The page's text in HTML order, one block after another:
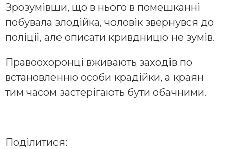
Зрозумівши, що в нього в помешканні
побувала злодійка, чоловік звернувся до
поліції, але описати кривдницю не зумів.
Правоохоронці вживають заходів по
встановленню особи крадійки, а краян
тим часом застерігають бути обачними.
Поділитися: